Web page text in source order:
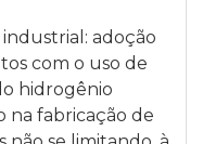
adoção
com o uso de
hidrogênio
na fabricação de